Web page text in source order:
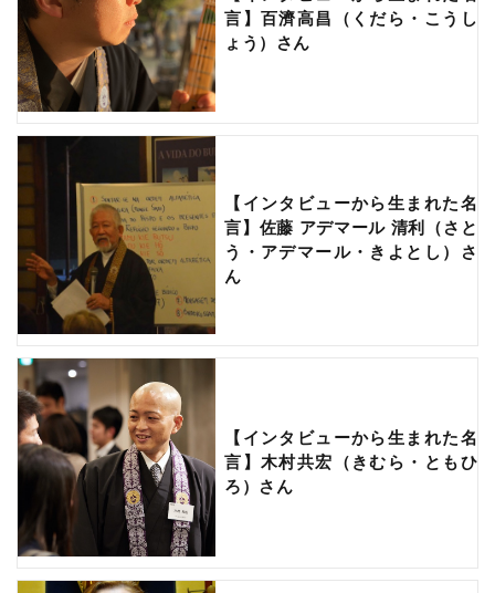
言】百濟高昌（くだら・こうし
ょう）さん
【インタビューから生まれた名
言】佐藤 アデマール 清利（さと
う・アデマール・きよとし）さ
ん
【インタビューから生まれた名
言】木村共宏（きむら・ともひ
ろ）さん